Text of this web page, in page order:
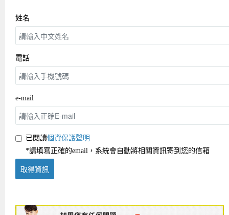
姓名
電話
e-mail
已閱讀個資保護聲明
*請填寫正確的email，系統會自動將相關資訊寄到您的信箱
取得資訊